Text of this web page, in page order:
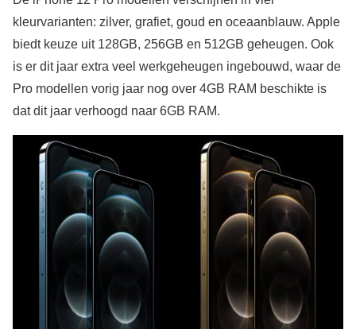
kleurvarianten: zilver, grafiet, goud en oceaanblauw. Apple
biedt keuze uit 128GB, 256GB en 512GB geheugen. Ook
is er dit jaar extra veel werkgeheugen ingebouwd, waar de
Pro modellen vorig jaar nog over 4GB RAM beschikte is
dat dit jaar verhoogd naar 6GB RAM.